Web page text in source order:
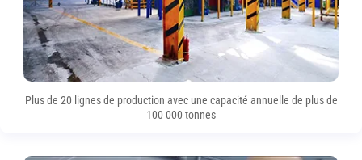
Plus de 20 lignes de production avec une capacité annuelle de plus de
100 000 tonnes